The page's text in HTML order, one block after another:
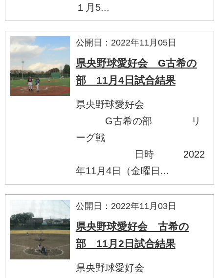
１月5...
公開日：2022年11月05日
県央野球愛好会 G古希の
部 11月4日試合結果
県央野球愛好会
G古希の部 リ
ーグ戦
日時 2022
年11月4日（金曜日...
公開日：2022年11月03日
県央野球愛好会 古希の
部 11月2日試合結果
県央野球愛好会